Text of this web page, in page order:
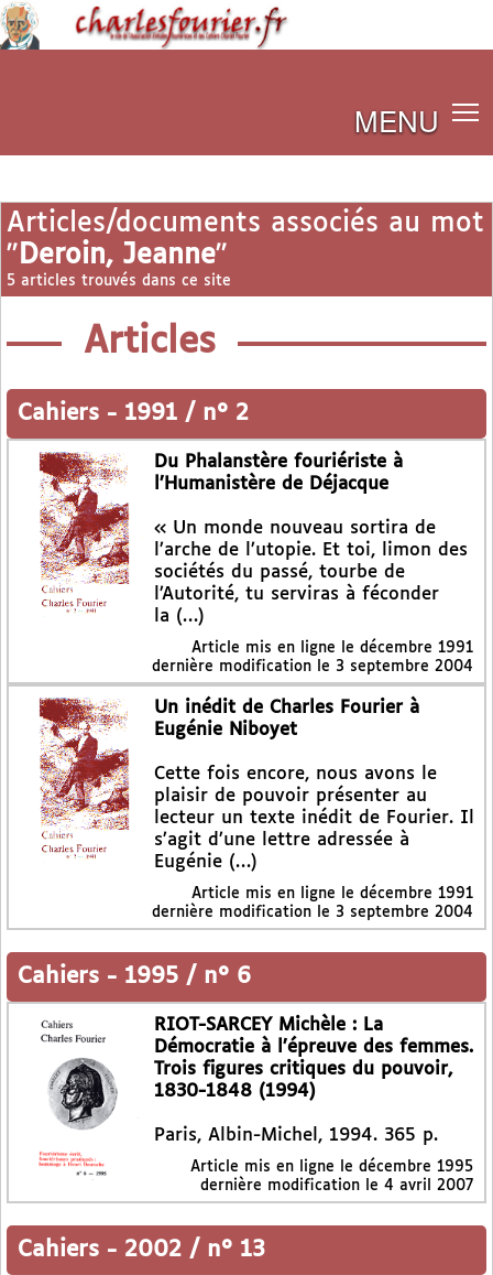
MENU
Articles/documents associés au mot
" Deroin, Jeanne"
5 articles trouvés dans ce site
Articles
Cahiers - 1991 / n° 2
Du Phalanstère fouriériste à
l’Humanistère de Déjacque
« Un monde nouveau sortira de
l’arche de l’utopie. Et toi, limon des
sociétés du passé, tourbe de
l’Autorité, tu serviras à féconder
la (…)
Article mis en ligne le décembre 1991
dernière modification le 3 septembre 2004
Un inédit de Charles Fourier à
Eugénie Niboyet
Cette fois encore, nous avons le
plaisir de pouvoir présenter au
lecteur un texte inédit de Fourier. Il
s’agit d’une lettre adressée à
Eugénie (…)
Article mis en ligne le décembre 1991
dernière modification le 3 septembre 2004
Cahiers - 1995 / n° 6
RIOT-SARCEY Michèle : La
Démocratie à l’épreuve des femmes.
Trois figures critiques du pouvoir,
1830-1848 (1994)
Paris, Albin-Michel, 1994. 365 p.
Article mis en ligne le décembre 1995
dernière modification le 4 avril 2007
Cahiers - 2002 / n° 13